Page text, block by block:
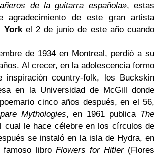
de la guitarra española», estas
agradecimiento de este gran artista
Yorkel 2 de junio de este año cuando
de 1934 en Montreal, perdió a su
Al crecer, en la adolescencia formo
inspiracióncountry-folk, los Buckskin
en la Universidad de McGill donde
cinco años después, en el 56,
Mythologies, en 1961 publica The
cual le hace célebre en los círculos de
se instaló en la isla de Hydra, en
libro Flowers for Hitler(Flores